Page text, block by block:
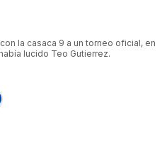
la casaca 9 a un torneo oficial, en
lucido Teo Gutierrez.